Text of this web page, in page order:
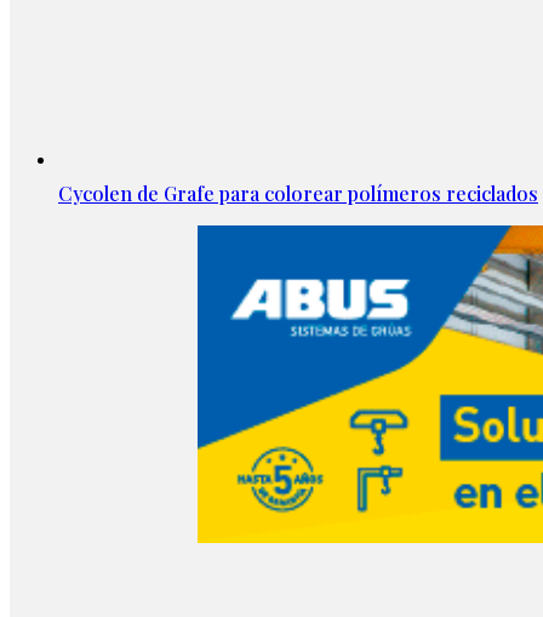
Cycolen de Grafe para colorear polímeros reciclados